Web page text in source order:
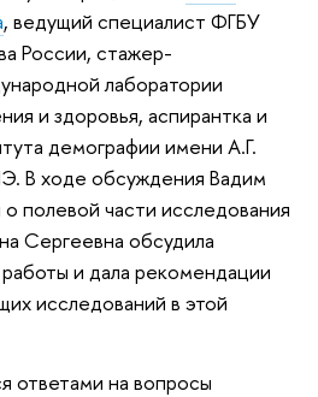
, ведущий специалист ФГБУ
России, стажер-
лаборатории
и здоровья, аспирантка и
демографии имени А.Г.
В ходе обсуждения Вадим
полевой части исследования
Сергеевна обсудила
и дала рекомендации
исследований в этой
ответами на вопросы